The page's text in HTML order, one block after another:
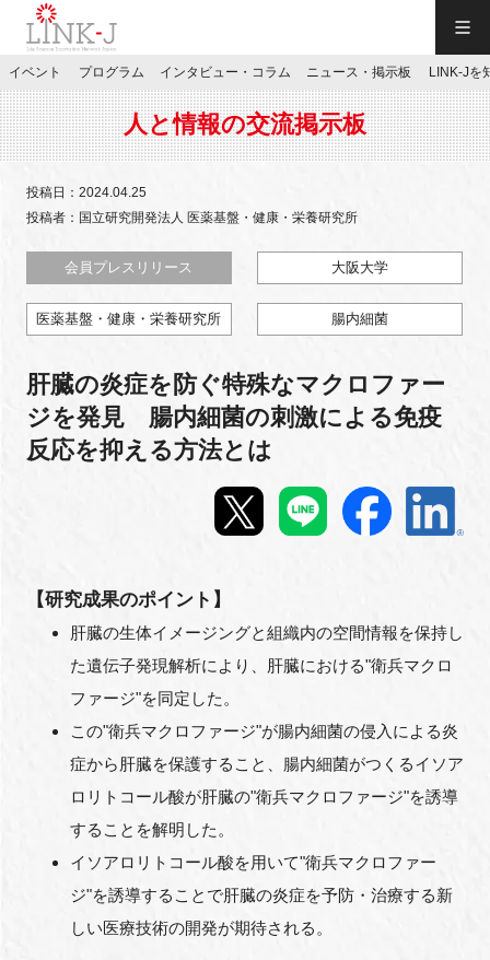
JP／EN
特別会員専用メニュー
施設ご予約
お問い合わせ
マイページ
イベント
プログラム
インタビュー・コラム
ニュース・掲示板
LINK-Jを知る
施設・アクセス
イベント プログラム インタビュー・コラム ニュース・掲示板 LINK-Jを
人と情報の交流掲示板
投稿日：2024.04.25
投稿者：国立研究開発法人 医薬基盤・健康・栄養研究所
会員プレスリリース 大阪大学
医薬基盤・健康・栄養研究所 腸内細菌
肝臓の炎症を防ぐ特殊なマクロファー
ジを発見 腸内細菌の刺激による免疫
反応を抑える方法とは
【研究成果のポイント】
肝臓の生体イメージングと組織内の空間情報を保持し
た遺伝子発現解析により、肝臓における"衛兵マクロ
ファージ"を同定した。
この"衛兵マクロファージ"が腸内細菌の侵入による炎
症から肝臓を保護すること、腸内細菌がつくるイソア
ロリトコール酸が肝臓の"衛兵マクロファージ"を誘導
することを解明した。
イソアロリトコール酸を用いて"衛兵マクロファー
ジ"を誘導することで肝臓の炎症を予防・治療する新
しい医療技術の開発が期待される。